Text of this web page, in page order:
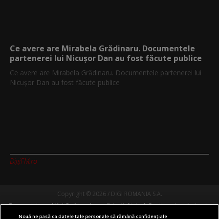
Ce avere are Mirabela Grădinaru. Documentele
partenerei lui Nicușor Dan au fost făcute publice
Ce avere are Mirabela Grădinaru. Documentele partenerei lui
Nicușor Dan au fost făcute publice
DigiFM.ro
Copyright © 2026 / DIGI ROMANIA S.A.
Termeni si conditii
Politica de confidentialitate
Gestionați preferințele
Comunicate de presă
Abonare Digi TV Contact/Info
Nouă ne pasă ca datele tale personale să rămână confidențiale